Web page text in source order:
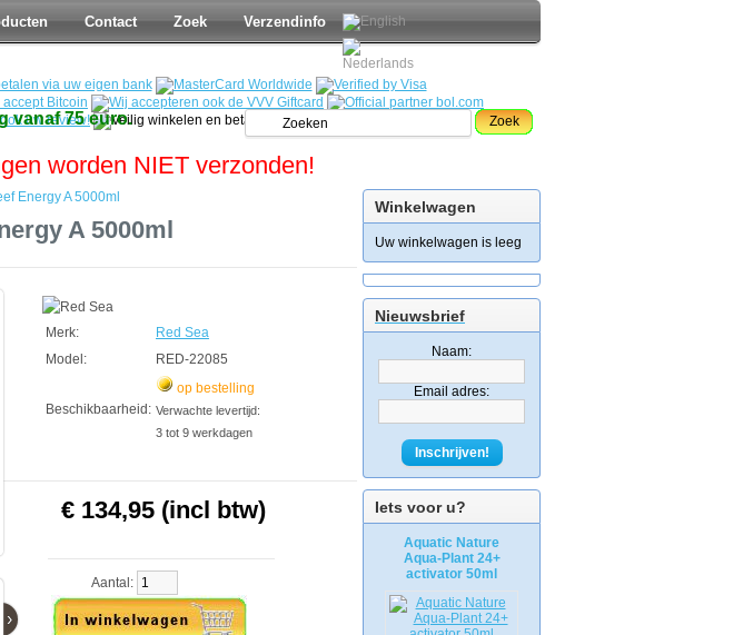
Contact Zoek Verzendinfo
vanaf 75 euro. Zoek
worden NIET verzonden!
Winkelwagen
Uw winkelwagen is leeg
Nieuwsbrief
Naam:
Email adres:
Inschrijven!
Iets voor u?
Aquatic Nature
Aqua-Plant 24+
activator 50ml
Energy A 5000ml
A 5000ml
›
Merk:
Red Sea
Model:
RED-22085
Beschikbaarheid:
op bestelling
Verwachte levertijd:
3 tot 9 werkdagen
€ 134,95 (incl btw)
Aantal: